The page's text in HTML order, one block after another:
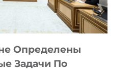
Определены
Задачи По